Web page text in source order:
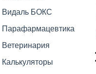
Видаль БОКС
Парафармацевтика
Ветеринария
Калькуляторы